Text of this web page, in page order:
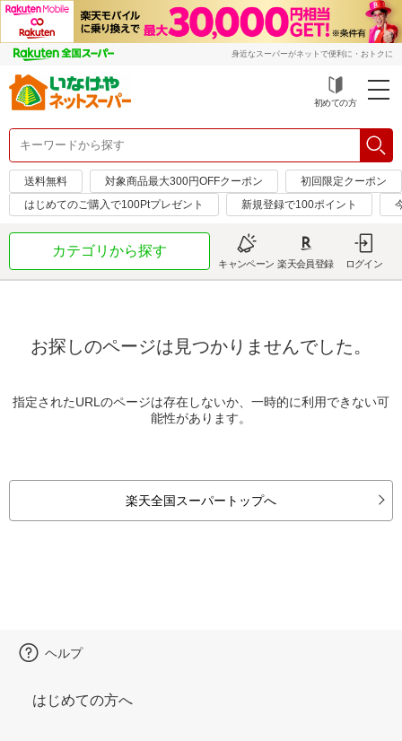
身近なスーパーがネットで便利に・おトクに
初めての方
送料無料 対象商品最大300円OFFクーポン
初回限定クーポン
はじめてのご購入で100Ptプレゼント
新規登録で100ポイント
カテゴリから探す
キャンペーン 楽天会員登録 ログイン
お探しのページは見つかりませんでした。
指定されたURLのページは存在しないか、一時的に利用できない可
能性があります。
楽天全国スーパートップへ
ヘルプ
はじめての方へ